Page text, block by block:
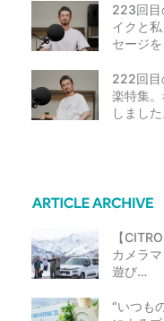
223回目
イクと
セージ
222回目
楽特集
しました
【
カメラ
遊び…
“いつも